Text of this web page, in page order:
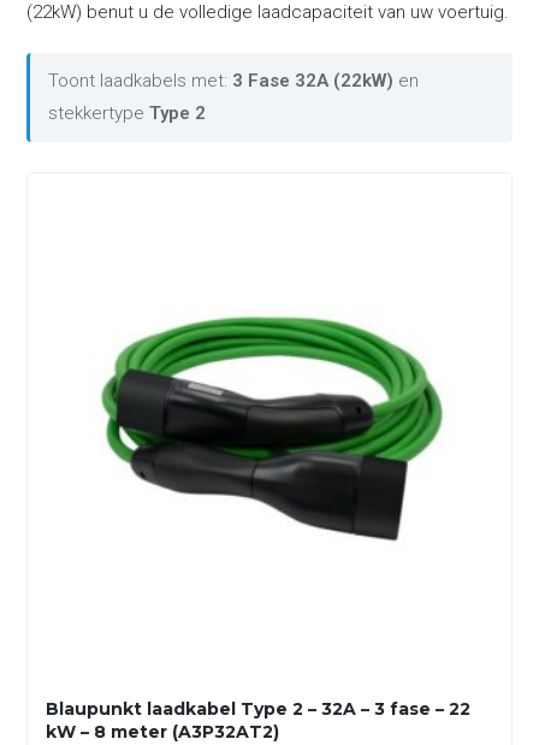
(22kW) benut u de volledige laadcapaciteit van uw voertuig.
Toont laadkabels met: 3 Fase 32A (22kW) en
stekkertypeType 2
Blaupunkt laadkabel Type 2 – 32A – 3 fase – 22
kW – 8 meter (A3P32AT2)